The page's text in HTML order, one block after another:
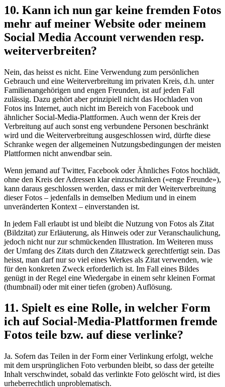
10. Kann ich nun gar keine fremden Fotos
mehr auf meiner Website oder meinem
Social Media Account verwenden resp.
weiterverbreiten?
Nein, das heisst es nicht. Eine Verwendung zum persönlichen
Gebrauch und eine Weiterverbreitung im privaten Kreis, d.h. unter
Familienangehörigen und engen Freunden, ist auf jeden Fall
zulässig. Dazu gehört aber prinzipiell nicht das Hochladen von
Fotos ins Internet, auch nicht im Bereich von Facebook und
ähnlicher Social-Media-Plattformen. Auch wenn der Kreis der
Verbreitung auf auch sonst eng verbundene Personen beschränkt
wird und die Weiterverbreitung ausgeschlossen wird, dürfte diese
Schranke wegen der allgemeinen Nutzungsbedingungen der meisten
Plattformen nicht anwendbar sein.
Wenn jemand auf Twitter, Facebook oder Ähnliches Fotos hochlädt,
ohne den Kreis der Adressen klar einzuschränken («enge Freunde»),
kann daraus geschlossen werden, dass er mit der Weiterverbreitung
dieser Fotos – jedenfalls in demselben Medium und in einem
unveränderten Kontext – einverstanden ist.
In jedem Fall erlaubt ist und bleibt die Nutzung von Fotos als Zitat
(Bildzitat) zur Erläuterung, als Hinweis oder zur Veranschaulichung,
jedoch nicht nur zur schmückenden Illustration. Im Weiteren muss
der Umfang des Zitats durch den Zitatzweck gerechtfertigt sein. Das
heisst, man darf nur so viel eines Werkes als Zitat verwenden, wie
für den konkreten Zweck erforderlich ist. Im Fall eines Bildes
genügt in der Regel eine Wiedergabe in einem sehr kleinen Format
(thumbnail) oder mit einer tiefen (groben) Auflösung.
11. Spielt es eine Rolle, in welcher Form
ich auf Social-Media-Plattformen fremde
Fotos teile bzw. auf diese verlinke?
Ja. Sofern das Teilen in der Form einer Verlinkung erfolgt, welche
mit dem ursprünglichen Foto verbunden bleibt, so dass der geteilte
Inhalt verschwindet, sobald das verlinkte Foto gelöscht wird, ist dies
urheberrechtlich unproblematisch.